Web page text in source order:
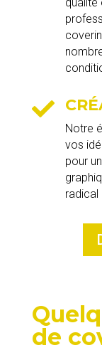
qualité

Notre
vos
pour
radical
de